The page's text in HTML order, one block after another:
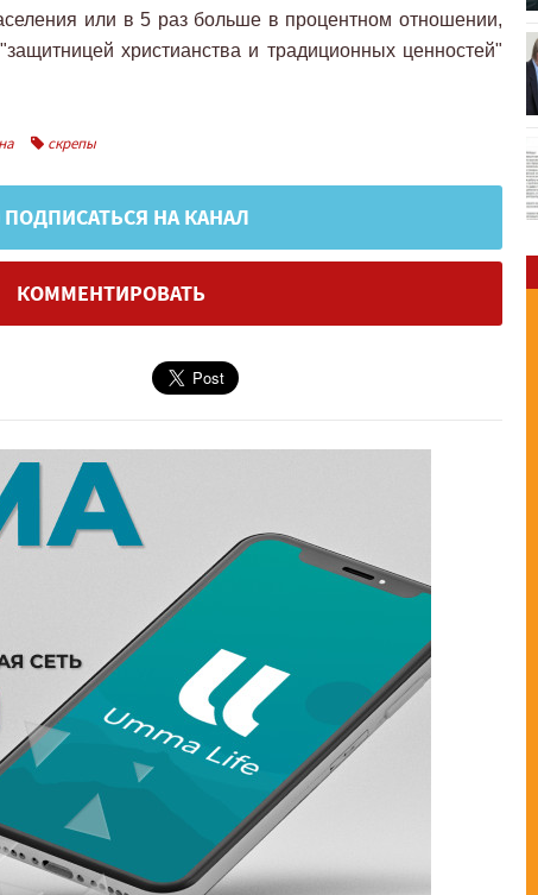
или в 5 раз больше в процентном отношении,
христианства и традиционных ценностей"
скрепы
ПОДПИСАТЬСЯ НА КАНАЛ
КОММЕНТИРОВАТЬ